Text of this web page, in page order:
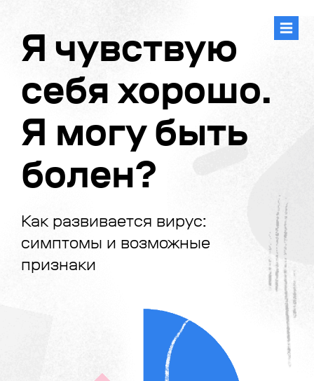
Я чувствую
себя хорошо.
Я могу быть
болен?
Как развивается вирус:
симптомы и возможные
признаки